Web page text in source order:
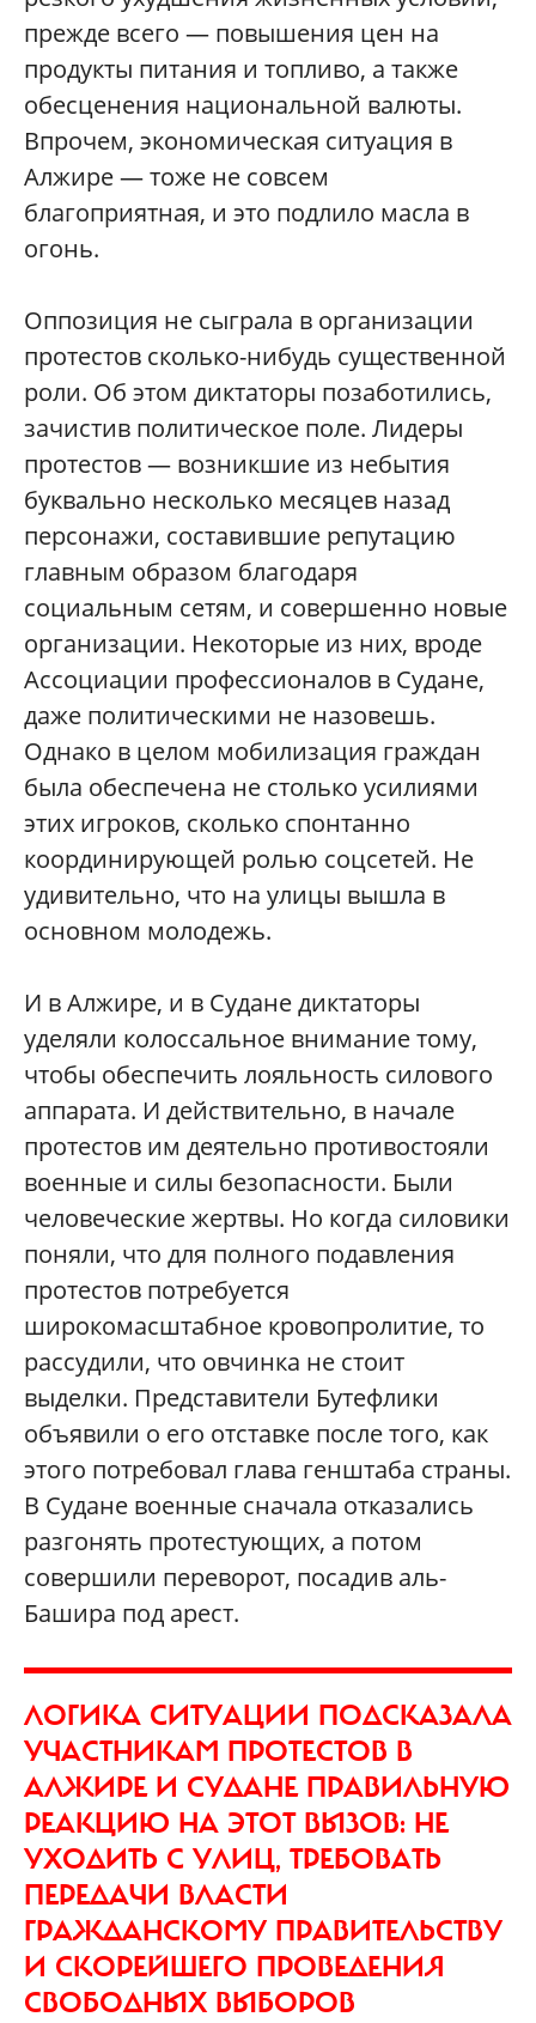
прежде всего — повышения цен на
продукты питания и топливо, а также
обесценения национальной валюты.
Впрочем, экономическая ситуация в
Алжире — тоже не совсем
благоприятная, и это подлило масла в
огонь.
Оппозиция не сыграла в организации
протестов сколько-нибудь существенной
роли. Об этом диктаторы позаботились,
зачистив политическое поле. Лидеры
протестов — возникшие из небытия
буквально несколько месяцев назад
персонажи, составившие репутацию
главным образом благодаря
социальным сетям, и совершенно новые
организации. Некоторые из них, вроде
Ассоциации профессионалов в Судане,
даже политическими не назовешь.
Однако в целом мобилизация граждан
была обеспечена не столько усилиями
этих игроков, сколько спонтанно
координирующей ролью соцсетей. Не
удивительно, что на улицы вышла в
основном молодежь.
И в Алжире, и в Судане диктаторы
уделяли колоссальное внимание тому,
чтобы обеспечить лояльность силового
аппарата. И действительно, в начале
протестов им деятельно противостояли
военные и силы безопасности. Были
человеческие жертвы. Но когда силовики
поняли, что для полного подавления
протестов потребуется
широкомасштабное кровопролитие, то
рассудили, что овчинка не стоит
выделки. Представители Бутефлики
объявили о его отставке после того, как
этого потребовал глава генштаба страны.
В Судане военные сначала отказались
разгонять протестующих, а потом
совершили переворот, посадив аль-
Башира под арест.
ЛОГИКА СИТУАЦИИ ПОДСКАЗАЛА
УЧАСТНИКАМ ПРОТЕСТОВ В
АЛЖИРЕ И СУДАНЕ ПРАВИЛЬНУЮ
РЕАКЦИЮ НА ЭТОТ ВЫЗОВ: НЕ
УХОДИТЬ С УЛИЦ, ТРЕБОВАТЬ
ПЕРЕДАЧИ ВЛАСТИ
ГРАЖДАНСКОМУ ПРАВИТЕЛЬСТВУ
И СКОРЕЙШЕГО ПРОВЕДЕНИЯ
СВОБОДНЫХ ВЫБОРОВ